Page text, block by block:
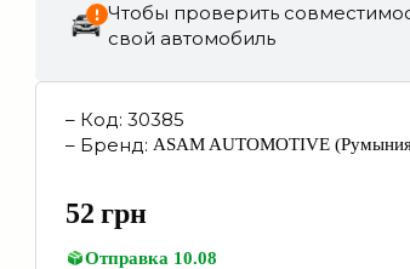
Чтобы проверить
свой автомобиль
– Код: 30385
– Бренд: ASAM AUTOMOTIVE
52 грн
Отправка 10.08